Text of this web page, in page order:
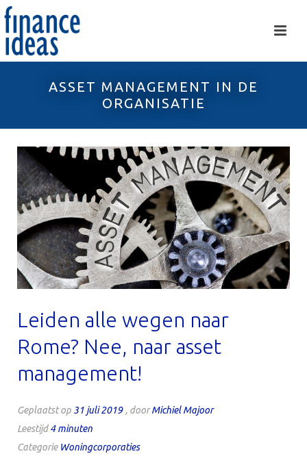
ASSET MANAGEMENT IN DE
ORGANISATIE
Leiden alle wegen naar
Rome? Nee, naar asset
management!
Geplaatst op 31 juli 2019 , doorMichiel Majoor
Leestijd4minuten
Categorie Woningcorporaties